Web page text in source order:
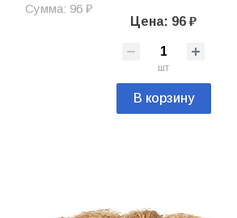
Сумма: 96 ₽
Цена: 96 ₽
шт
В корзину